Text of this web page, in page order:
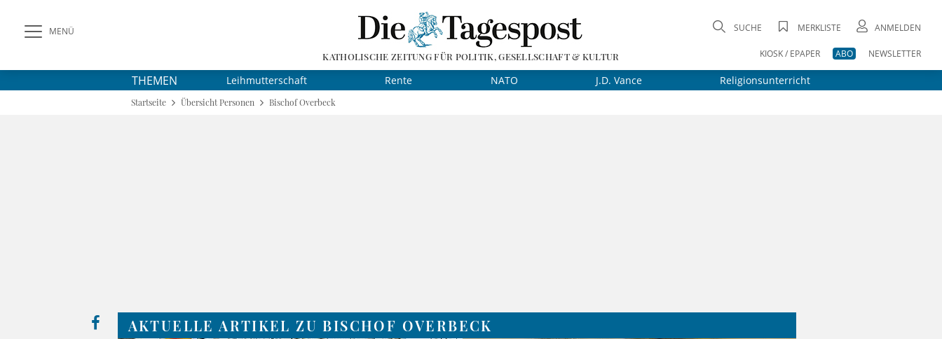
MENÜ
KATHOLISCHE ZEITUNG FÜR POLITIK, GESELLSCHAFT & KULTUR
SUCHE MERKLISTE ANMELDEN
KIOSK / EPAPER ABO NEWSLETTER
THEMEN Leihmutterschaft Rente NATO J.D. Vance Religionsunterricht
Startseite Übersicht Personen Bischof Overbeck
AKTUELLE ARTIKEL ZU BISCHOF OVERBECK